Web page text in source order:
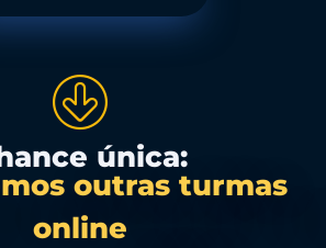
única:
outras turmas
online